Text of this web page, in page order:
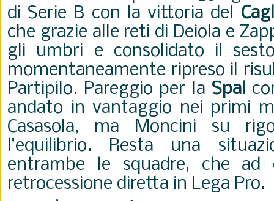
di Serie B con la vittoria del
che grazie alle reti di Deiola e
gli umbri e consolidato il
momentaneamente ripreso il
Partipilo. Pareggio per la Spal
andato in vantaggio nei primi
Casasola, ma Moncini su
l’equilibrio. Resta una
entrambe le squadre, che ad
retrocessione diretta in Lega Pro.